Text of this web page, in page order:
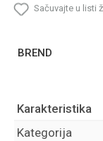
Sačuvajte u listi
BREND
Karakteristika
Kategorija